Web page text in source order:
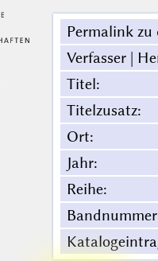
Permalink zu
Verfasser |
Titel:
Titelzusatz:
Ort:
Jahr:
Reihe:
Bandnummer